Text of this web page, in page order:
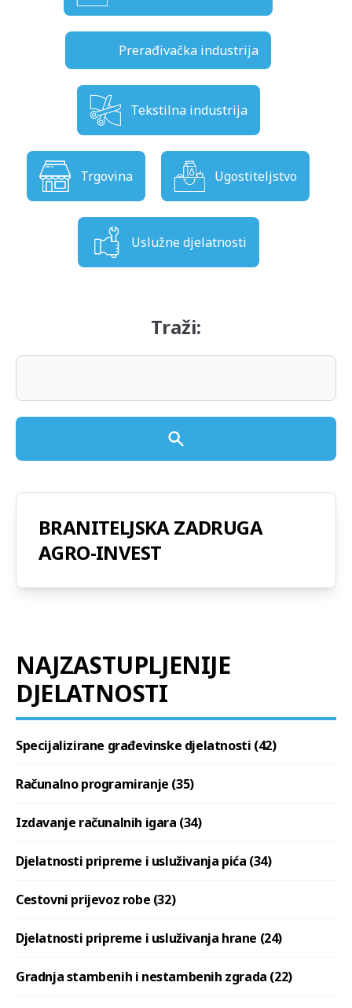
Prerađivačka industrija
Tekstilna industrija
Trgovina Ugostiteljstvo
Uslužne djelatnosti
Traži:
BRANITELJSKA ZADRUGA
AGRO-INVEST
NAJZASTUPLJENIJE
DJELATNOSTI
Specijalizirane građevinske djelatnosti (42)
Računalno programiranje (35)
Izdavanje računalnih igara (34)
Djelatnosti pripreme i usluživanja pića (34)
Cestovni prijevoz robe (32)
Djelatnosti pripreme i usluživanja hrane (24)
Gradnja stambenih i nestambenih zgrada (22)